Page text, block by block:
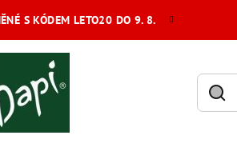
S KÓDEM LETO20 DO 9. 8.